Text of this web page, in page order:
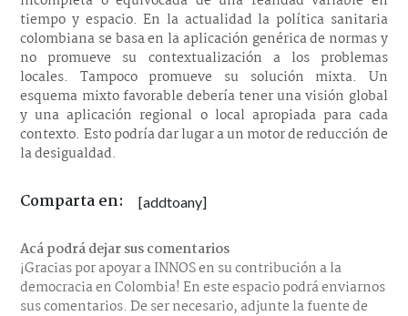
tiempo y espacio. En la actualidad la política sanitaria
colombiana se basa en la aplicación genérica de normas y
no promueve su contextualización a los problemas
locales. Tampoco promueve su solución mixta. Un
esquema mixto favorable debería tener una visión global
y una aplicación regional o local apropiada para cada
contexto. Esto podría dar lugar a un motor de reducción de
la desigualdad.
Comparta en: [addtoany]
Acá podrá dejar sus comentarios
¡Gracias por apoyar a INNOS en su contribución a la
democracia en Colombia! En este espacio podrá enviarnos
sus comentarios. De ser necesario, adjunte la fuente de